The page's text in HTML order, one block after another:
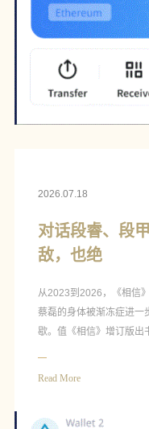
2026.07.18
对话段睿、段
敌，也绝
从2023到2026，《相信
蔡磊的身体被渐冻症进一
歇。值《相信》增订版出
Read More